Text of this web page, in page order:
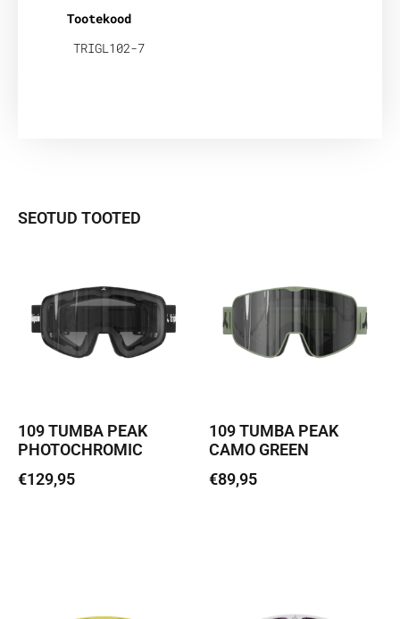
Tootekood
TRIGL102-7
SEOTUD TOOTED
109 TUMBA PEAK
PHOTOCHROMIC
€129,95
109 TUMBA PEAK
CAMO GREEN
€89,95